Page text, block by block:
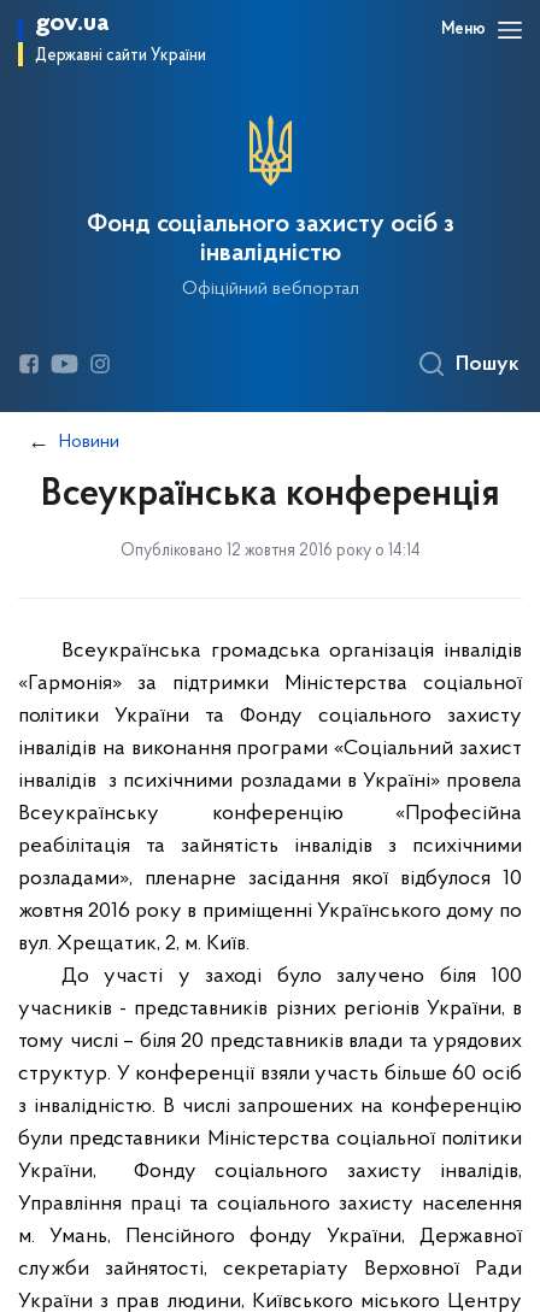
gov.ua
Державні сайти України
Меню
Фонд соціального захисту осіб з
інвалідністю
Офіційний вебпортал
Пошук
Новини
Всеукраїнська конференція
Опубліковано 12 жовтня 2016 року о 14:14
Всеукраїнська громадська організація інвалідів
«Гармонія» за підтримки Міністерства соціальної
політики України та Фонду соціального захисту
інвалідів на виконання програми «Соціальний захист
інвалідів з психічними розладами в Україні» провела
Всеукраїнську конференцію «Професійна
реабілітація та зайнятість інвалідів з психічними
розладами», пленарне засідання якої відбулося 10
жовтня 2016 року в приміщенні Українського дому по
вул. Хрещатик, 2, м. Київ.
До участі у заході було залучено біля 100
учасників - представників різних регіонів України, в
тому числі – біля 20 представників влади та урядових
структур. У конференції взяли участь більше 60 осіб
з інвалідністю. В числі запрошених на конференцію
були представники Міністерства соціальної політики
України,
Фонду соціального захисту інвалідів,
Управління праці та соціального захисту населення
м. Умань, Пенсійного фонду України, Державної
служби зайнятості, секретаріату Верховної Ради
України з прав людини, Київського міського Центру